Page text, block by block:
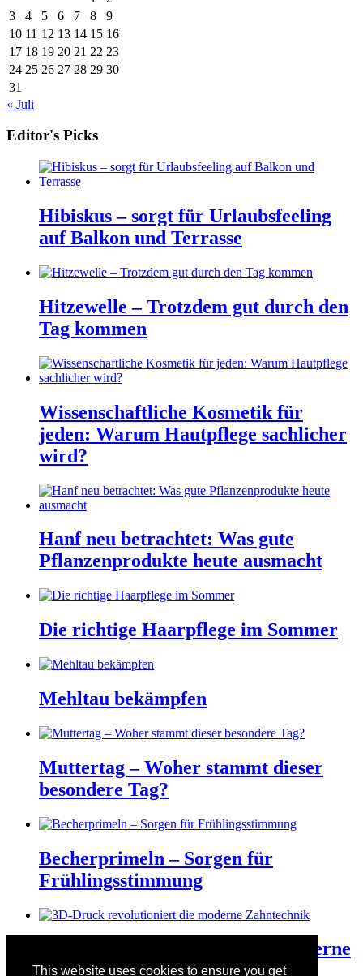
This website uses cookies to ensure you get
3
4 5 6 7 8
9
10 11 12 13 14 15 16
17 18 19 20 21 22 23
24 25 26 27 28 29 30
31
« Juli
Editor's Picks
Hibiskus – sorgt für Urlaubsfeeling
auf Balkon und Terrasse
Hitzewelle – Trotzdem gut durch den
Tag kommen
Wissenschaftliche Kosmetik für
jeden: Warum Hautpflege sachlicher
wird?
Hanf neu betrachtet: Was gute
Pflanzenprodukte heute ausmacht
Die richtige Haarpflege im Sommer
Mehltau bekämpfen
Muttertag – Woher stammt dieser
besondere Tag?
Becherprimeln – Sorgen für
Frühlingsstimmung
3D-Druck revolutioniert die moderne
Zahntechnik